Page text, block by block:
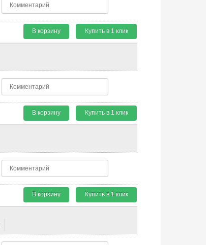
В корзину Купить в 1 клик
В корзину Купить в 1 клик
В корзину Купить в 1 клик